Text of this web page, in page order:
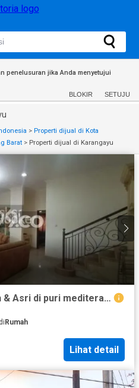
penelusuran jika Anda menyetujui
BLOKIR SETUJU
> Properti dijual di Kota
Barat > Properti dijual di Karangayu
Rumah Siap Huni, Nyaman & Asri di puri mediterania– Cocok untuk Keluarga Muda
Rumah
Lihat detail